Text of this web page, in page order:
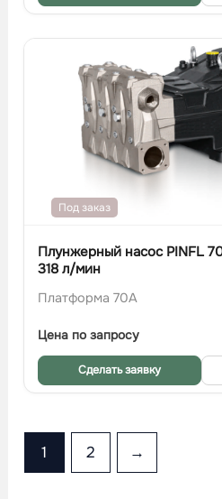
Под заказ
Плунжерный насос PINFL
318 л/мин
Платформа 70A
Цена по запросу
Сделать заявку
1 2 →